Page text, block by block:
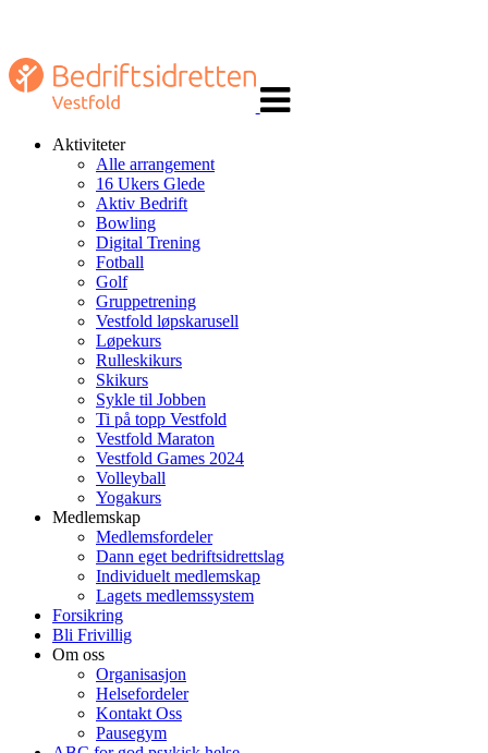
navigasjon
Aktiviteter
Alle arrangement
16 Ukers Glede
Aktiv Bedrift
Bowling
Digital Trening
Fotball
Golf
Gruppetrening
Vestfold løpskarusell
Løpekurs
Rulleskikurs
Skikurs
Sykle til Jobben
Ti på topp Vestfold
Vestfold Maraton
Vestfold Games 2024
Volleyball
Yogakurs
Medlemskap
Medlemsfordeler
Dann eget bedriftsidrettslag
Individuelt medlemskap
Lagets medlemssystem
Forsikring
Bli Frivillig
Om oss
Organisasjon
Helsefordeler
Kontakt Oss
Pausegym